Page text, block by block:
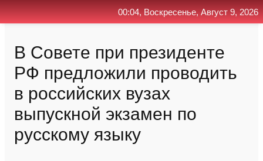
В Совете при президенте
РФ предложили проводить
в российских вузах
выпускной экзамен по
русскому языку
00:04, Воскресенье, Август 9, 2026